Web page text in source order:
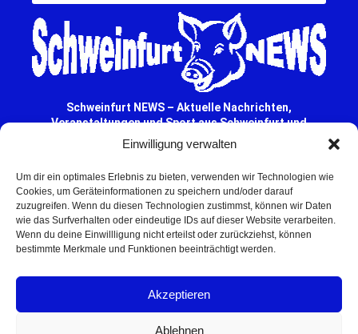
Einwilligung verwalten
Um dir ein optimales Erlebnis zu bieten, verwenden wir Technologien wie
Cookies, um Geräteinformationen zu speichern und/oder darauf
zuzugreifen. Wenn du diesen Technologien zustimmst, können wir Daten
wie das Surfverhalten oder eindeutige IDs auf dieser Website verarbeiten.
Wenn du deine Einwillligung nicht erteilst oder zurückziehst, können
bestimmte Merkmale und Funktionen beeinträchtigt werden.
Akzeptieren
Ablehnen
Schweinfurt NEWS – Aktuelle Nachrichten,
Veranstaltungen und Sport aus Schweinfurt und
Umgebung.
Regionale Werbung mit Reichweite – jetzt
unverbindlich anfragen
© 2025 Schweinfurt NEWS